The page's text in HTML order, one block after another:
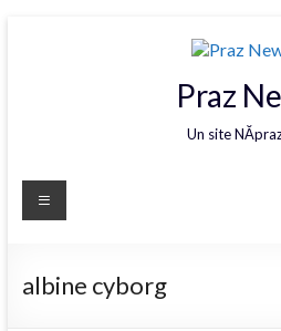
Praz
Un site
albine cyborg